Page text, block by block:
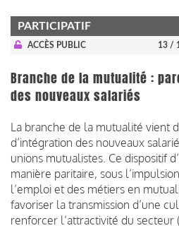
PARTICIPATIF
ACCÈS PUBLIC 13 /
Branche de la mutualité :
des nouveaux salariés
La branche de la mutualité vient
d’intégration des nouveaux
unions mutualistes. Ce dispositif
manière paritaire, sous
l’emploi et des métiers en
favoriser la transmission d’une
renforcer l’attractivité du secteur